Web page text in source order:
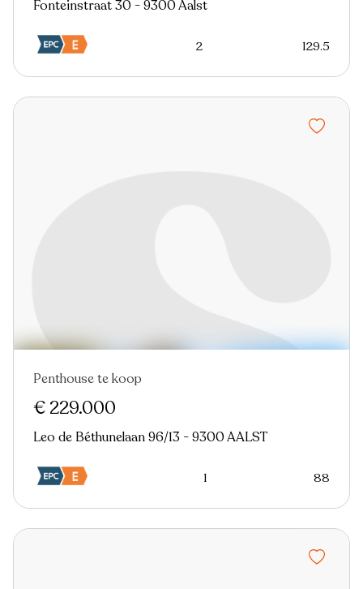
Fonteinstraat 30 - 9300 Aalst
2 129.5
Nieuw
Penthouse te koop
€ 229.000
Leo de Béthunelaan 96/13 - 9300 AALST
1 88